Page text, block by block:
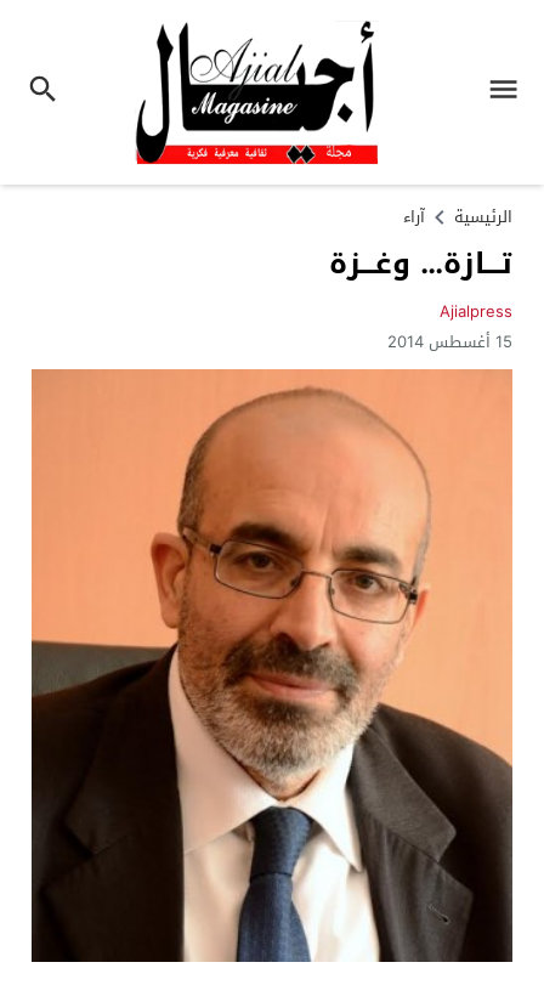
الرئيسية آراء
تـــازة… وغـــزة
Ajialpress
15 أغسطس 2014